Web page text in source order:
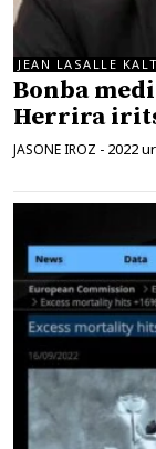
JEAN LASALLE
Bonba
Herrira
JASONE IROZ - 2022